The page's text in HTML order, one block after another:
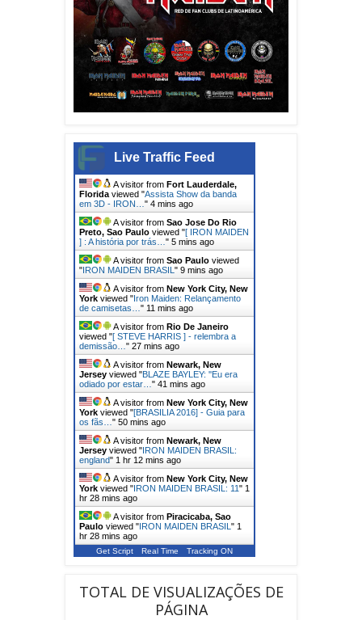
Live Traffic Feed
A visitor from Fort Lauderdale,
Florida viewed "Assista Show da banda
em 3D - IRON… " 4 mins ago
A visitor from Sao Jose Do Rio
Preto, Sao Paulo viewed "[ IRON MAIDEN
] : A história por trás… " 5 mins ago
A visitor from Sao Paulo viewed
"IRON MAIDEN BRASIL " 9 mins ago
A visitor from New York City, New
York viewed "Iron Maiden: Relançamento
de camisetas… " 11 mins ago
A visitor from Rio De Janeiro
viewed "[ STEVE HARRIS ] - relembra a
demissão… " 27 mins ago
A visitor from Newark, New
Jersey viewed "BLAZE BAYLEY: ''Eu era
odiado por estar… " 41 mins ago
A visitor from New York City, New
York viewed "[BRASILIA 2016] - Guia para
os fãs… " 50 mins ago
A visitor from Newark, New
Jersey viewed "IRON MAIDEN BRASIL:
england" 1 hr 12 mins ago
A visitor from New York City, New
York viewed "IRON MAIDEN BRASIL: 11" 1
hr 28 mins ago
A visitor from Piracicaba, Sao
Paulo viewed "IRON MAIDEN BRASIL " 1
hr 28 mins ago
Get Script Real Time Tracking ON
TOTAL DE VISUALIZAÇÕES DE
PÁGINA